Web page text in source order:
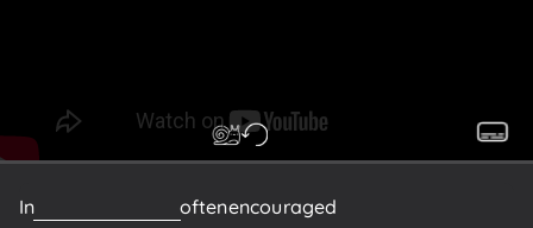
In oftenencouraged